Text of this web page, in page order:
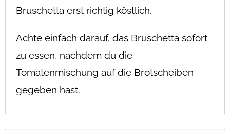
Bruschetta erst richtig köstlich.
Achte einfach darauf, das Bruschetta sofort
zu essen, nachdem du die
Tomatenmischung auf die Brotscheiben
gegeben hast.